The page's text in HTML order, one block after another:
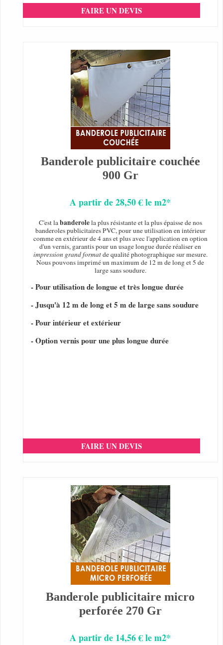
FAIRE UN DEVIS
Banderole publicitaire couchée
900 Gr
A partir de 28,50 € le m2*
C'est labanderolela plus résistante et la plus épaisse de nos
banderoles publicitaires PVC, pour une utilisation en intérieur
comme en extérieur de 4 ans et plus avec l'application en option
d'un vernis, garantis pour un usage longue durée réaliser en
impression grand formatde qualité photographique sur mesure.
Nous pouvons imprimé un maximum de 12 m de long et 5 de
large sans soudure.
- Pour utilisation de longue et très longue durée
- Jusqu'à 12 m de long et 5 m de large sans soudure
- Pour intérieur et extérieur
- Option vernis pour une plus longue durée
FAIRE UN DEVIS
Banderole publicitaire micro
perforée 270 Gr
A partir de 14,56 € le m2*